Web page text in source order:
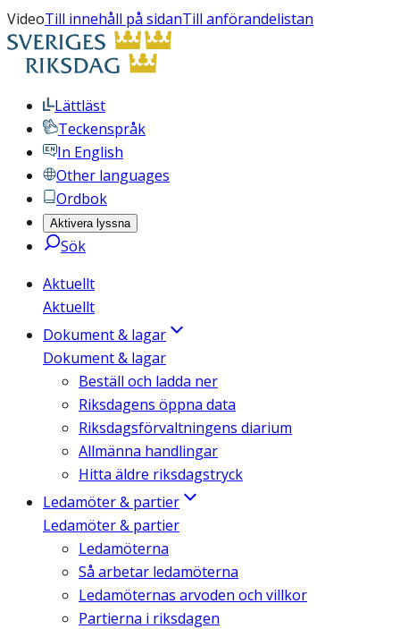
VideoTill innehåll på sidanTill anförandelistan
Lättläst
Teckenspråk
In English
Other languages
Ordbok
Aktivera lyssna
Sök
Aktuellt
Aktuellt
Dokument & lagar
Dokument & lagar
Beställ och ladda ner
Riksdagens öppna data
Riksdagsförvaltningens diarium
Allmänna handlingar
Hitta äldre riksdagstryck
Ledamöter & partier
Ledamöter & partier
Ledamöterna
Så arbetar ledamöterna
Ledamöternas arvoden och villkor
Partierna i riksdagen